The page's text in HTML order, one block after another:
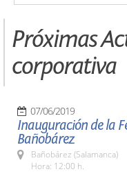
Próximas
corporativa
07/06/2019
Inauguración de la
Bañobárez
Bañobárez (Salamanca)
Hora: 12:00 h.